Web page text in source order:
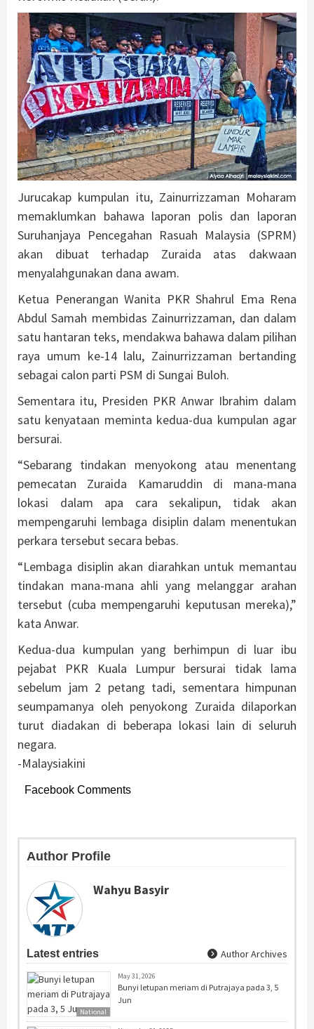
Jurucakap kumpulan itu, Zainurrizzaman Moharam
memaklumkan bahawa laporan polis dan laporan
Suruhanjaya Pencegahan Rasuah Malaysia (SPRM)
akan dibuat terhadap Zuraida atas dakwaan
menyalahgunakan dana awam.
Ketua Penerangan Wanita PKR Shahrul Ema Rena
Abdul Samah membidas Zainurrizzaman, dan dalam
satu hantaran teks, mendakwa bahawa dalam pilihan
raya umum ke-14 lalu, Zainurrizzaman bertanding
sebagai calon parti PSM di Sungai Buloh.
Sementara itu, Presiden PKR Anwar Ibrahim dalam
satu kenyataan meminta kedua-dua kumpulan agar
bersurai.
“Sebarang tindakan menyokong atau menentang
pemecatan Zuraida Kamaruddin di mana-mana
lokasi dalam apa cara sekalipun, tidak akan
mempengaruhi lembaga disiplin dalam menentukan
perkara tersebut secara bebas.
“Lembaga disiplin akan diarahkan untuk memantau
tindakan mana-mana ahli yang melanggar arahan
tersebut (cuba mempengaruhi keputusan mereka),”
kata Anwar.
Kedua-dua kumpulan yang berhimpun di luar ibu
pejabat PKR Kuala Lumpur bersurai tidak lama
sebelum jam 2 petang tadi, sementara himpunan
seumpamanya oleh penyokong Zuraida dilaporkan
turut diadakan di beberapa lokasi lain di seluruh
negara.
-Malaysiakini
Facebook Comments
Author Profile
Wahyu Basyir
Latest entries Author Archives
National
May 31, 2026
Bunyi letupan meriam di Putrajaya pada 3, 5
Jun